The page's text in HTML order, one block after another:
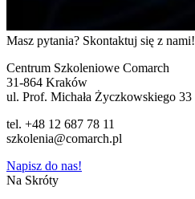
Masz pytania? Skontaktuj się z nami!
Centrum Szkoleniowe Comarch
31-864 Kraków
ul. Prof. Michała Życzkowskiego 33
tel. +48 12 687 78 11
szkolenia@comarch.pl
Napisz do nas!
Na Skróty